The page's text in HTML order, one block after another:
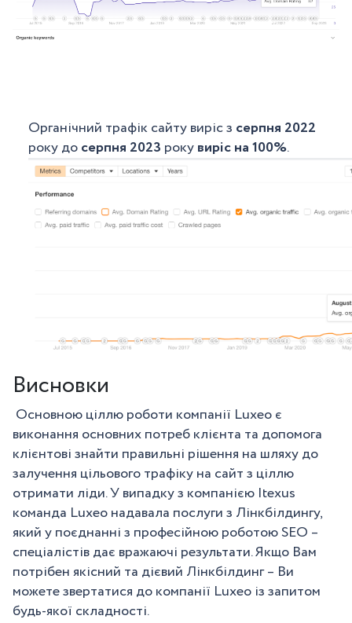
Органічний трафік сайту виріс з серпня 2022
року досерпня 2023 рокувиріс на 100%.
Висновки
Основною ціллю роботи компанії Luxeo є
виконання основних потреб клієнта та допомога
клієнтові знайти правильні рішення на шляху до
залучення цільового трафіку на сайт з ціллю
отримати ліди. У випадку з компанією Itexus
команда Luxeo надавала послуги з Лінкбілдингу,
який у поєднанні з професійною роботою SEO –
спеціалістів дає вражаючі результати. Якщо Вам
потрібен якісний та дієвий Лінкбілдинг – Ви
можете звертатися до компанії Luxeo із запитом
будь-якої складності.